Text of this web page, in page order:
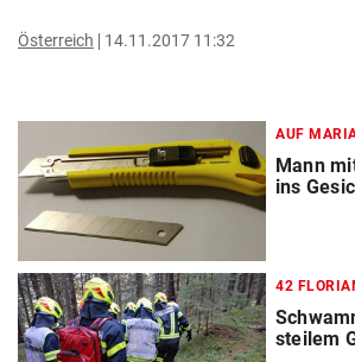
Österreich 14.11.2017 11:32
AUF
Mann
ins
42
steilem